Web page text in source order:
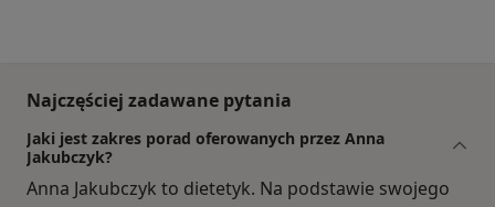
Najczęściej zadawane pytania
Jaki jest zakres porad oferowanych przez Anna
Jakubczyk?
Anna Jakubczyk to dietetyk. Na podstawie swojego